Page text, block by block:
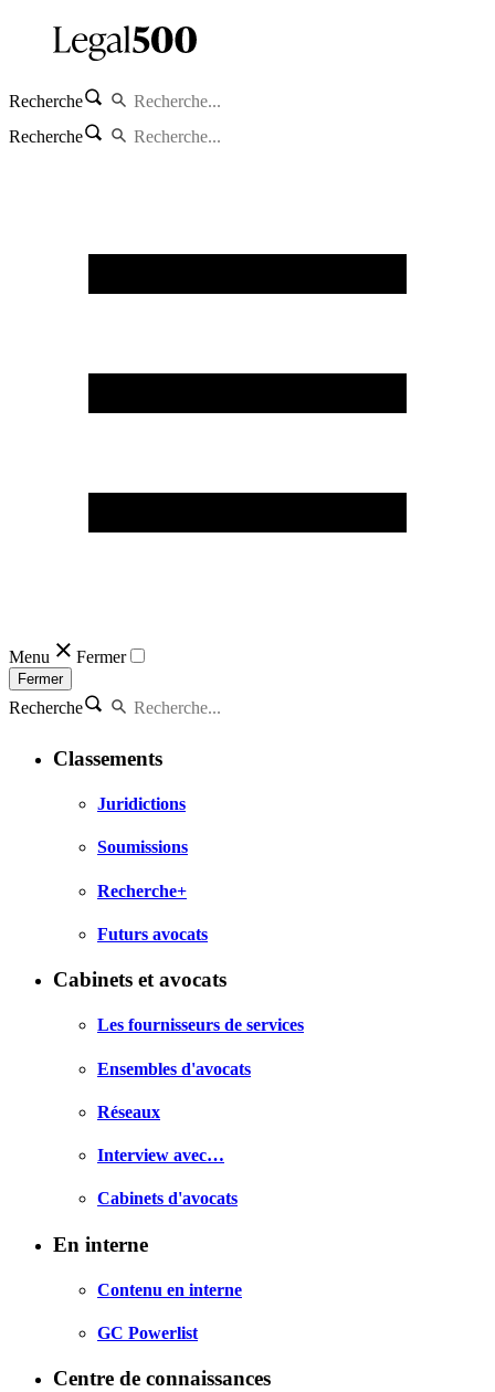
Recherche
Recherche
Menu Fermer
Fermer
Recherche
Classements
Juridictions
Soumissions
Recherche+
Futurs avocats
Cabinets et avocats
Les fournisseurs de services
Ensembles d'avocats
Réseaux
Interview avec…
Cabinets d'avocats
En interne
Contenu en interne
GC Powerlist
Centre de connaissances